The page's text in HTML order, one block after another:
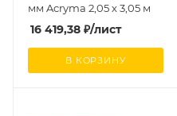
мм Acryma 2,05 х 3,05 м
16 419,38 ₽/лист
В КОРЗИНУ